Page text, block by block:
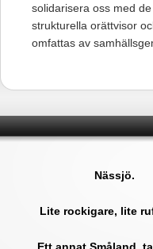
solidarisera oss med
strukturella orättvisor
omfattas av
Nässjö.
Lite rockigare, lite